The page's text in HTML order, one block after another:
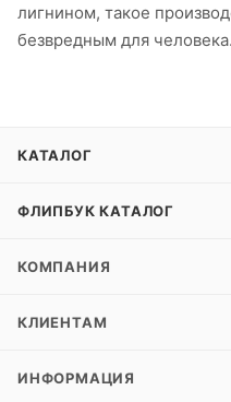
лигнином, такое
безвредным для человека.
КАТАЛОГ
ФЛИПБУК КАТАЛОГ
КОМПАНИЯ
КЛИЕНТАМ
ИНФОРМАЦИЯ